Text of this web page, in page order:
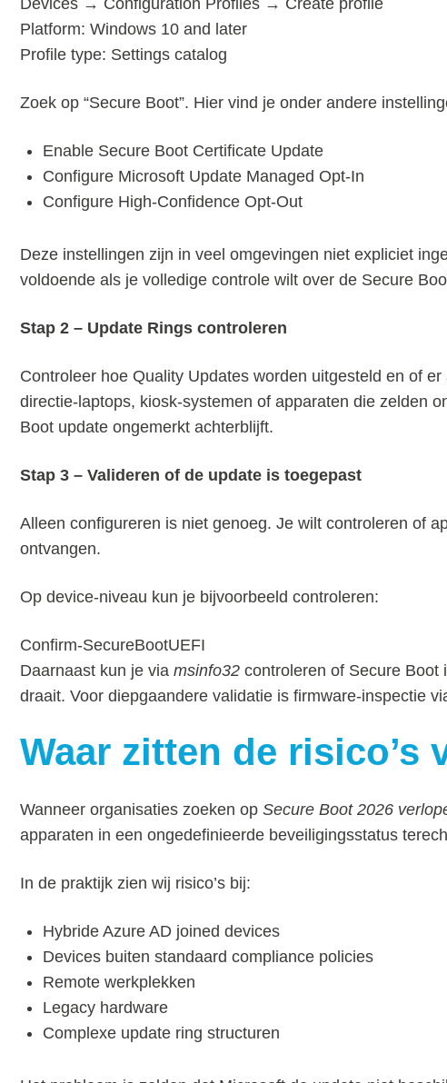
Devices → Configuration Profiles → Create profile
Platform: Windows 10 and later
Profile type: Settings catalog
Zoek op “Secure Boot”. Hier vind je onder andere
Enable Secure Boot Certificate Update
Configure Microsoft Update Managed Opt-In
Configure High-Confidence Opt-Out
Deze instellingen zijn in veel omgevingen niet expliciet
voldoende als je volledige controle wilt over de Secure
Stap 2 – Update Rings controleren
Controleer hoe Quality Updates worden uitgesteld en of
directie-laptops, kiosk-systemen of apparaten die zelden
Boot update ongemerkt achterblijft.
Stap 3 – Valideren of de update is toegepast
Alleen configureren is niet genoeg. Je wilt controleren of
ontvangen.
Op device-niveau kun je bijvoorbeeld controleren:
Confirm-SecureBootUEFI
Daarnaast kun je via msinfo32 controleren of Secure Boot
draait. Voor diepgaandere validatie is firmware-inspectie
Waar zitten de risico’s
Wanneer organisaties zoeken op Secure Boot 2026
apparaten in een ongedefinieerde beveiligingsstatus
In de praktijk zien wij risico’s bij:
Hybride Azure AD joined devices
Devices buiten standaard compliance policies
Remote werkplekken
Legacy hardware
Complexe update ring structuren